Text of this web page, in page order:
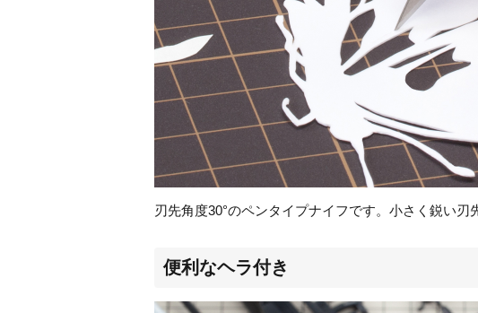
刃先角度30°のペンタイプナイフです。小さく鋭い刃
便利なヘラ付き